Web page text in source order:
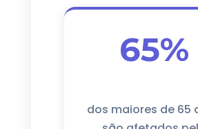
65%
dos maiores de 65